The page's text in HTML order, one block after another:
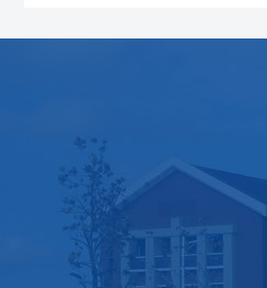
学院概况
学院简介 党建动态